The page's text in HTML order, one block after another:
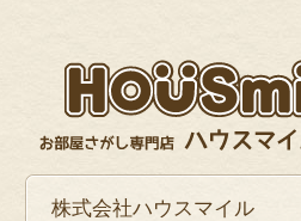
株式会社ハウスマイル